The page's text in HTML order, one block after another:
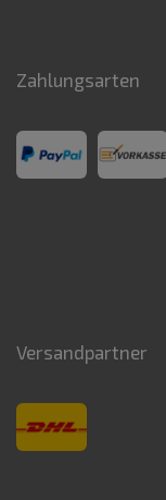
Zahlungsarten
Versandpartner